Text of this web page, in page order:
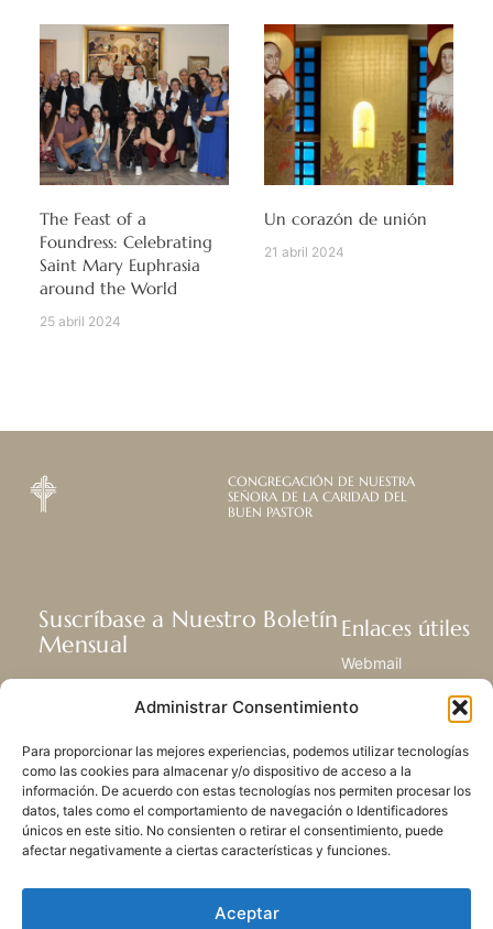
Administrar Consentimiento
Para proporcionar las mejores experiencias, podemos utilizar tecnologías
como las cookies para almacenar y/o dispositivo de acceso a la
información. De acuerdo con estas tecnologías nos permiten procesar los
datos, tales como el comportamiento de navegación o Identificadores
únicos en este sitio. No consienten o retirar el consentimiento, puede
afectar negativamente a ciertas características y funciones.
Aceptar
The Feast of a
Foundress: Celebrating
Saint Mary Euphrasia
around the World
25 abril 2024
Un corazón de unión
21 abril 2024
CONGREGACIÓN DE NUESTRA
SEÑORA DE LA CARIDAD DEL
BUEN PASTOR
Suscríbase a Nuestro Boletín
Mensual
Recibir las últimas noticias acerca de
nuestra vida, la misión y ministerios de
SUSCRIBIRSE
Enlaces útiles
Webmail
Centro de Recursos
Mapa del sitio